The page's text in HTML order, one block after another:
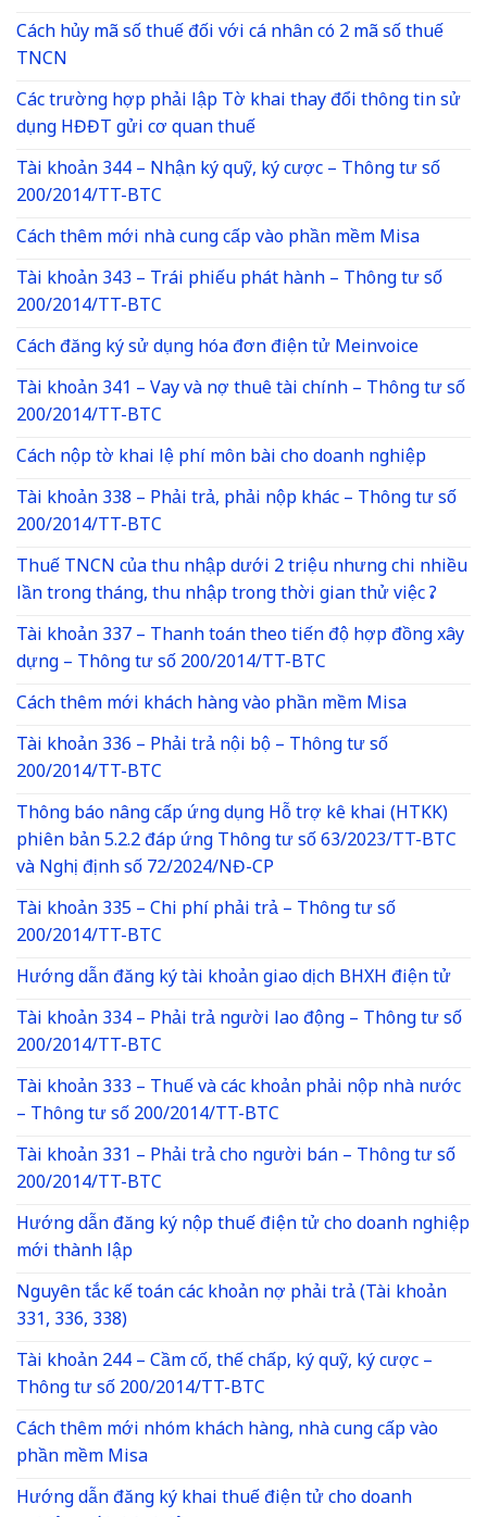
Cách hủy mã số thuế đối với cá nhân có 2 mã số thuế
TNCN
Các trường hợp phải lập Tờ khai thay đổi thông tin sử
dụng HĐĐT gửi cơ quan thuế
Tài khoản 344 – Nhận ký quỹ, ký cược – Thông tư số
200/2014/TT-BTC
Cách thêm mới nhà cung cấp vào phần mềm Misa
Tài khoản 343 – Trái phiếu phát hành – Thông tư số
200/2014/TT-BTC
Cách đăng ký sử dụng hóa đơn điện tử Meinvoice
Tài khoản 341 – Vay và nợ thuê tài chính – Thông tư số
200/2014/TT-BTC
Cách nộp tờ khai lệ phí môn bài cho doanh nghiệp
Tài khoản 338 – Phải trả, phải nộp khác – Thông tư số
200/2014/TT-BTC
Thuế TNCN của thu nhập dưới 2 triệu nhưng chi nhiều
lần trong tháng, thu nhập trong thời gian thử việc ?
Tài khoản 337 – Thanh toán theo tiến độ hợp đồng xây
dựng – Thông tư số 200/2014/TT-BTC
Cách thêm mới khách hàng vào phần mềm Misa
Tài khoản 336 – Phải trả nội bộ – Thông tư số
200/2014/TT-BTC
Thông báo nâng cấp ứng dụng Hỗ trợ kê khai (HTKK)
phiên bản 5.2.2 đáp ứng Thông tư số 63/2023/TT-BTC
và Nghị định số 72/2024/NĐ-CP
Tài khoản 335 – Chi phí phải trả – Thông tư số
200/2014/TT-BTC
Hướng dẫn đăng ký tài khoản giao dịch BHXH điện tử
Tài khoản 334 – Phải trả người lao động – Thông tư số
200/2014/TT-BTC
Tài khoản 333 – Thuế và các khoản phải nộp nhà nước
– Thông tư số 200/2014/TT-BTC
Tài khoản 331 – Phải trả cho người bán – Thông tư số
200/2014/TT-BTC
Hướng dẫn đăng ký nộp thuế điện tử cho doanh nghiệp
mới thành lập
Nguyên tắc kế toán các khoản nợ phải trả (Tài khoản
331, 336, 338)
Tài khoản 244 – Cầm cố, thế chấp, ký quỹ, ký cược –
Thông tư số 200/2014/TT-BTC
Cách thêm mới nhóm khách hàng, nhà cung cấp vào
phần mềm Misa
Hướng dẫn đăng ký khai thuế điện tử cho doanh